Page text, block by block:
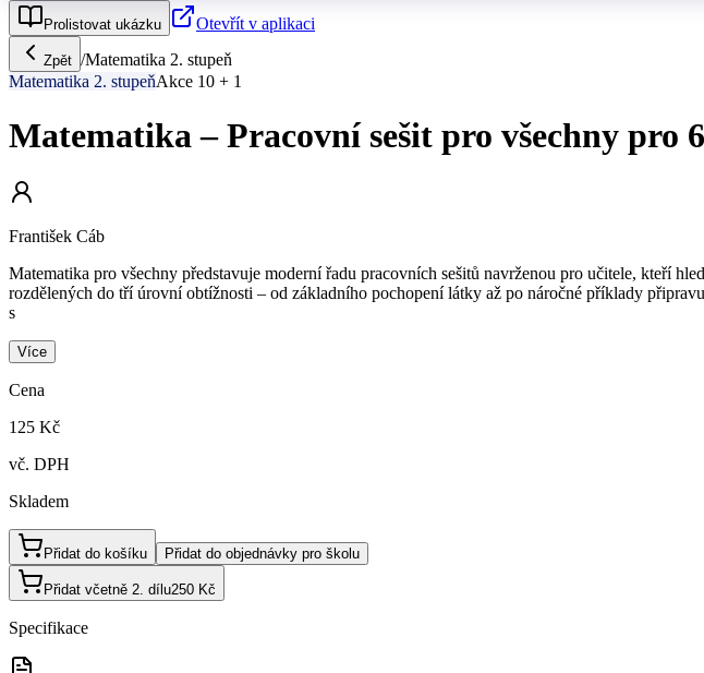
Prolistovat ukázku Otevřít v aplikaci
Zpět /Matematika 2. stupeň
Matematika 2. stupeňAkce 10 + 1
Matematika – Pracovní sešit pro všechny pro
František Cáb
Matematika pro všechny představuje moderní řadu pracovních sešitů navrženou pro učitele, kteří
rozdělených do tří úrovní obtížnosti – od základního pochopení látky až po náročné příklady
s
Více
Cena
125 Kč
vč. DPH
Skladem
Přidat do košíku Přidat do objednávky pro školu
Přidat včetně 2. dílu250 Kč
Specifikace